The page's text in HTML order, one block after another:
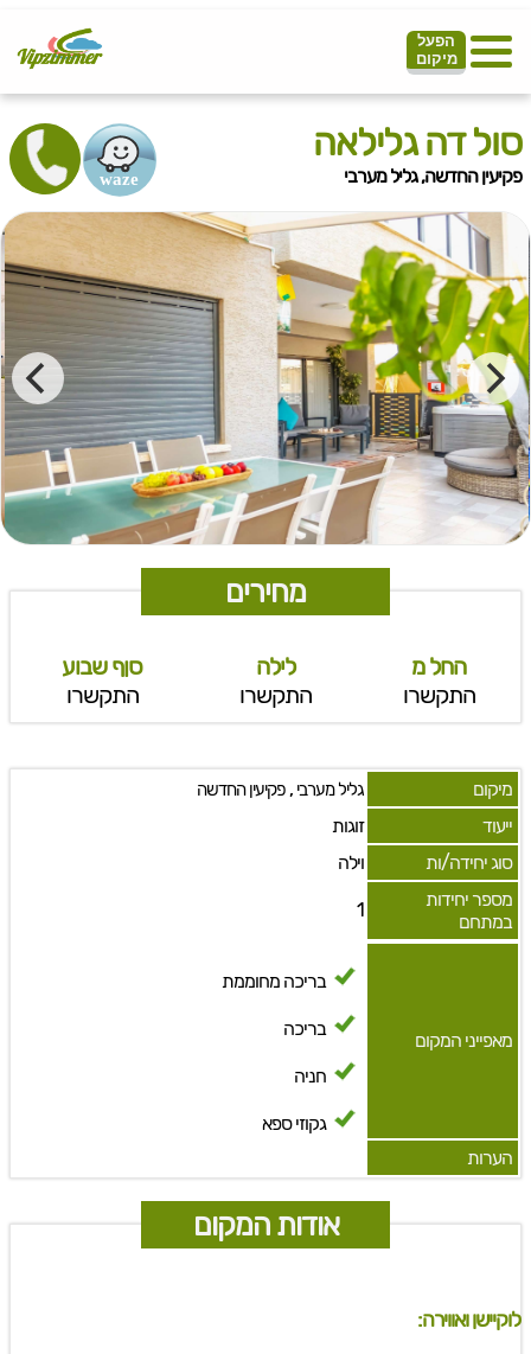
הפעל
מיקום
סול דה גלילאה
פקיעין החדשה, גליל מערבי
מחירים
החל מ
התקשרו
לילה
התקשרו
סןף שבוע
התקשרו
מיקום גליל מערבי, פקיעין החדשה
ייעוד
זוגות
סוג יחידה/ות
וילה
מספר יחידות
במתחם
1
מאפייני המקום
בריכה מחוממת
בריכה
חניה
גקוזי ספא
הערות
אודות המקום
לוקיישן ואווירה: